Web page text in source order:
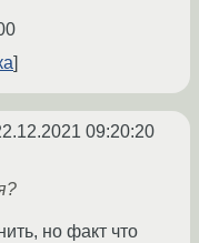
09:20:20
но факт что